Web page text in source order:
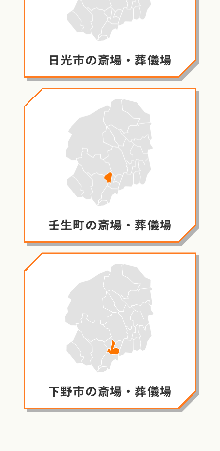
日光市の斎場・葬儀場
壬生町の斎場・葬儀場
下野市の斎場・葬儀場